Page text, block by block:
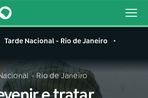
Tarde Nacional - Rio de Janeiro
- Rio de Janeiro